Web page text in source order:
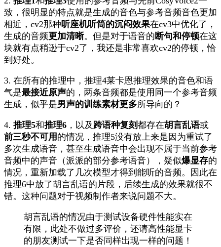
致，很明显的特点就是生成的音色与参考音频音色更加
相近，cv2那种 听座机听筒的沉闷效果在cv3中优化了，
生成的音频更加清晰。但是对于语音的断句和停顿在这
块就有点稍逊于cv2了，我还是非常喜欢cv2的停顿，恰
到好处。
3. 在所有的推理中，推理4莱卡恩推理效果的音色和语
气是最接近原声的，两条音频都是使用同一个参考音频
生成，似乎是男声的训练素材更多所导向的？
4. 推理5和推理6 ，以及 跨语种复刻都存在胡言乱语或
前三秒不可用 的情况，推理5没有放上来是因为重试了
多次生成语音，甚至生成语音中会出现不属于当前参考
音频中的声音（派派的部分参考语音），疑似爆显存的
情况，重新加载了几次模型才得到能听的音频。因此在
推理6中放了胡言乱语的片段，后续生成的效果就很不
错。这种问题对于视频制作者来说问题不大。
胡言乱语的情况由于测试设备硬件性能实在
有限，此处不做过多评价，还请高性能显卡
的朋友测试一下是否同样出现一样的问题！